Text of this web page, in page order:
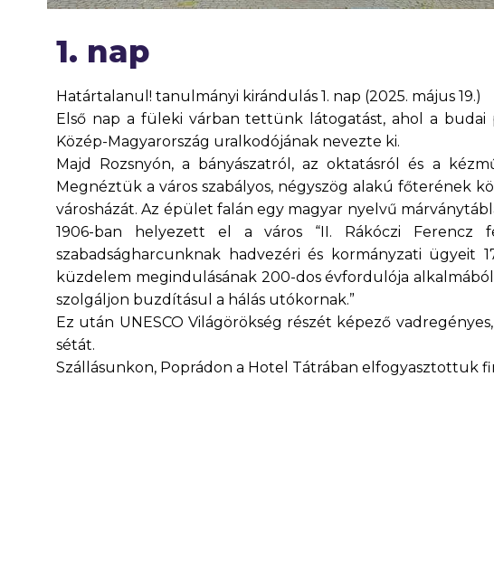
1. nap
Határtalanul! tanulmányi kirándulás 1. nap (2025. május 19.)
Első nap a füleki várban tettünk látogatást, ahol a budai
Közép-Magyarország uralkodójának nevezte ki.
Majd Rozsnyón, a bányászatról, az oktatásról és a
Megnéztük a város szabályos, négyszög alakú főterének
városházát. Az épület falán egy magyar nyelvű
1906-ban helyezett el a város “II. Rákóczi
szabadságharcunknak hadvezéri és kormányzati ügyeit
küzdelem megindulásának 200-dos évfordulója
szolgáljon buzdításul a hálás utókornak.”
Ez után UNESCO Világörökség részét képező
sétát.
Szállásunkon, Poprádon a Hotel Tátrában elfogyasztottuk